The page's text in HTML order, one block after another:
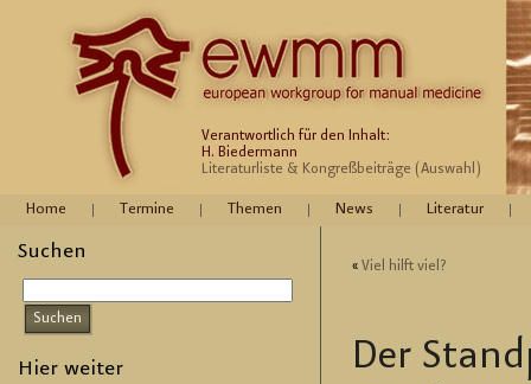
Verantwortlich für den Inhalt:
H. Biedermann
Literaturliste & Kongreßbeiträge (Auswahl)
Home Termine Themen News Literatur
Suchen
Hier weiter
« Viel hilft viel?
Der